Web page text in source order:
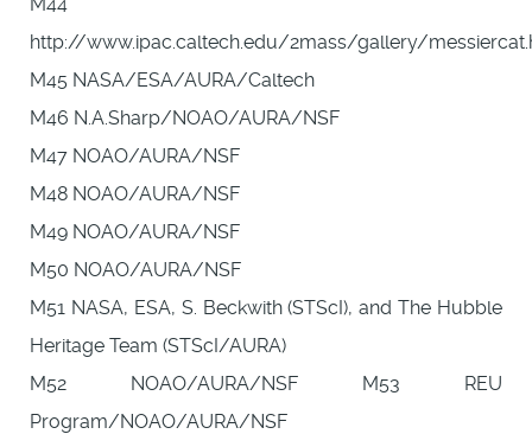
http://www.ipac.caltech.edu/2mass/gallery/
M45 NASA/ESA/AURA/Caltech
M46 N.A.Sharp/NOAO/AURA/NSF
M47 NOAO/AURA/NSF
M48 NOAO/AURA/NSF
M49 NOAO/AURA/NSF
M50 NOAO/AURA/NSF
M51 NASA, ESA, S. Beckwith (STScI), and The Hubble
Heritage Team (STScI/AURA)
M52 NOAO/AURA/NSF M53 REU
Program/NOAO/AURA/NSF